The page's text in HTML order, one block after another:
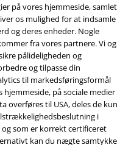
på vores hjemmeside, samlet
os mulighed for at indsamle
og deres enheder. Nogle
fra vores partnere. Vi og
pålideligheden og
og tilpasse din
til markedsføringsformål
hjemmeside, på sociale medier
overføres til USA, deles de kun
i
som er korrekt certificeret
kan du nægte samtykke